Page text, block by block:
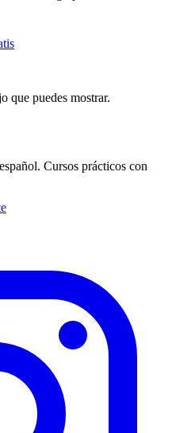
que puedes mostrar.
Cursos prácticos con